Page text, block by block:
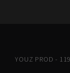
YOUZ PROD -